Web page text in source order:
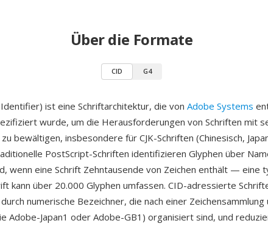
Über die Formate
CID G4
ist eine Schriftarchitektur, die von Adobe Systems
wurde, um die Herausforderungen von Schriften mit
bewältigen, insbesondere für CJK-Schriften (Chinesisch,
PostScript-Schriften identifizieren Glyphen über
wenn eine Schrift Zehntausende von Zeichen enthält — eine
kann über 20.000 Glyphen umfassen. CID-adressierte
numerische Bezeichner, die nach einer Zeichensammlung
Adobe-Japan1 oder Adobe-GB1) organisiert sind, und